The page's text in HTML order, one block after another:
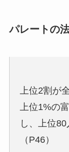
パレートの
上位2割が
上位1%の
し、上位
（P46）